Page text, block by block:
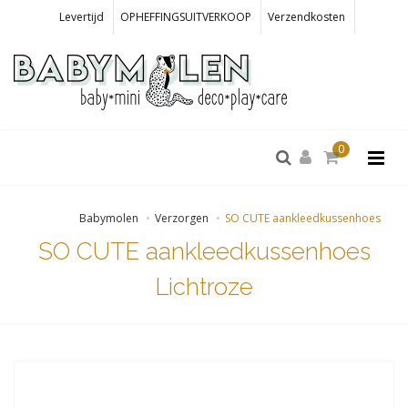
Levertijd OPHEFFINGSUITVERKOOP Verzendkosten
0
Babymolen Verzorgen SO CUTE aankleedkussenhoes
SO CUTE aankleedkussenhoes
Lichtroze